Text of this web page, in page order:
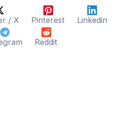
/ X Pinterest Linkedin
Reddit